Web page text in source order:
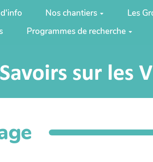
Nos chantiers Les
Programmes de recherche